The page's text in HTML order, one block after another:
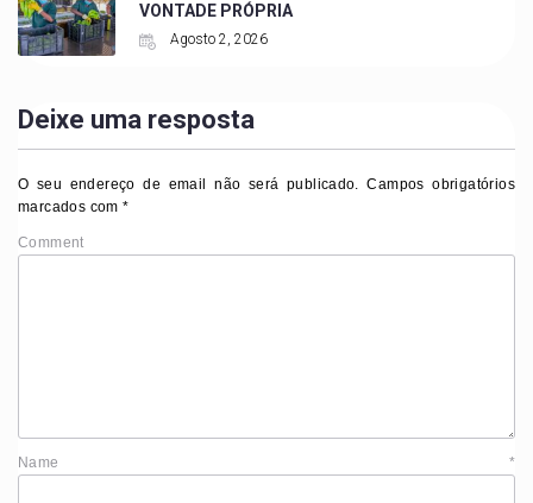
VONTADE PRÓPRIA
Agosto 2, 2026
Deixe uma resposta
O seu endereço de email não será publicado.
Campos obrigatórios
marcados com*
Comment
Name *